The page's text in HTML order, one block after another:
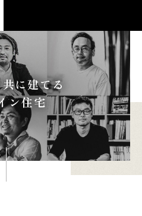
浜松店
053-430-5123
10:00〜19:00 水曜定休
に建てる
ン住宅